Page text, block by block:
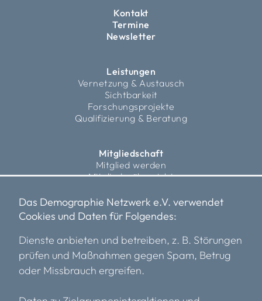
Kontakt
Termine
Newsletter
Leistungen
Vernetzung & Austausch
Sichtbarkeit
Forschungsprojekte
Qualifizierung & Beratung
Mitgliedschaft
Mitglied werden
Mitgliederübersicht
Über uns
Vorstand
Team
Transparenz
Einblicke
Das Demographie Netzwerk e.V. verwendet
Cookies und Daten für Folgendes:
Dienste anbieten und betreiben, z. B. Störungen
prüfen und Maßnahmen gegen Spam, Betrug
oder Missbrauch ergreifen.